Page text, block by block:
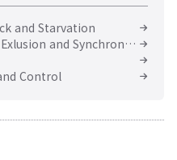
and Starvation
[OS] 4. Concurrency : Mutual Exlusion and Synchronization
Control